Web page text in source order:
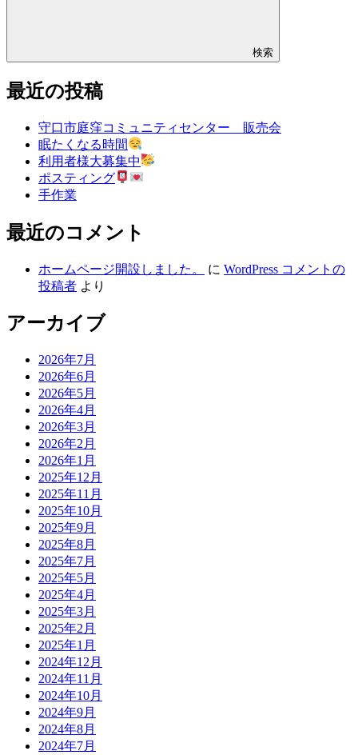
検索
最近の投稿
守口市庭窪コミュニティセンター 販売会
眠たくなる時間
利用者様大募集中
ポスティング
手作業
最近のコメント
ホームページ開設しました。 に WordPress コメントの
投稿者 より
アーカイブ
2026年7月
2026年6月
2026年5月
2026年4月
2026年3月
2026年2月
2026年1月
2025年12月
2025年11月
2025年10月
2025年9月
2025年8月
2025年7月
2025年5月
2025年4月
2025年3月
2025年2月
2025年1月
2024年12月
2024年11月
2024年10月
2024年9月
2024年8月
2024年7月